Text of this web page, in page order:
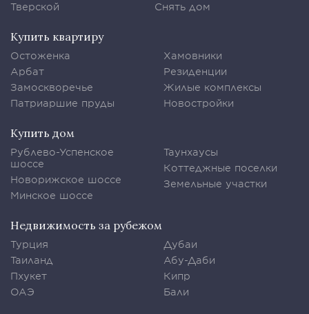
Тверской
Снять дом
Купить квартиру
Остоженка
Арбат
Замоскворечье
Патриаршие пруды
Хамовники
Резиденции
Жилые комплексы
Новостройки
Купить дом
Рублево-Успенское
шоссе
Новорижское шоссе
Минское шоссе
Таунхаусы
Коттеджные поселки
Земельные участки
Недвижимость за рубежом
Турция
Таиланд
Пхукет
ОАЭ
Дубаи
Абу-Даби
Кипр
Бали